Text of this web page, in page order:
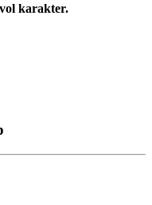
karakter.